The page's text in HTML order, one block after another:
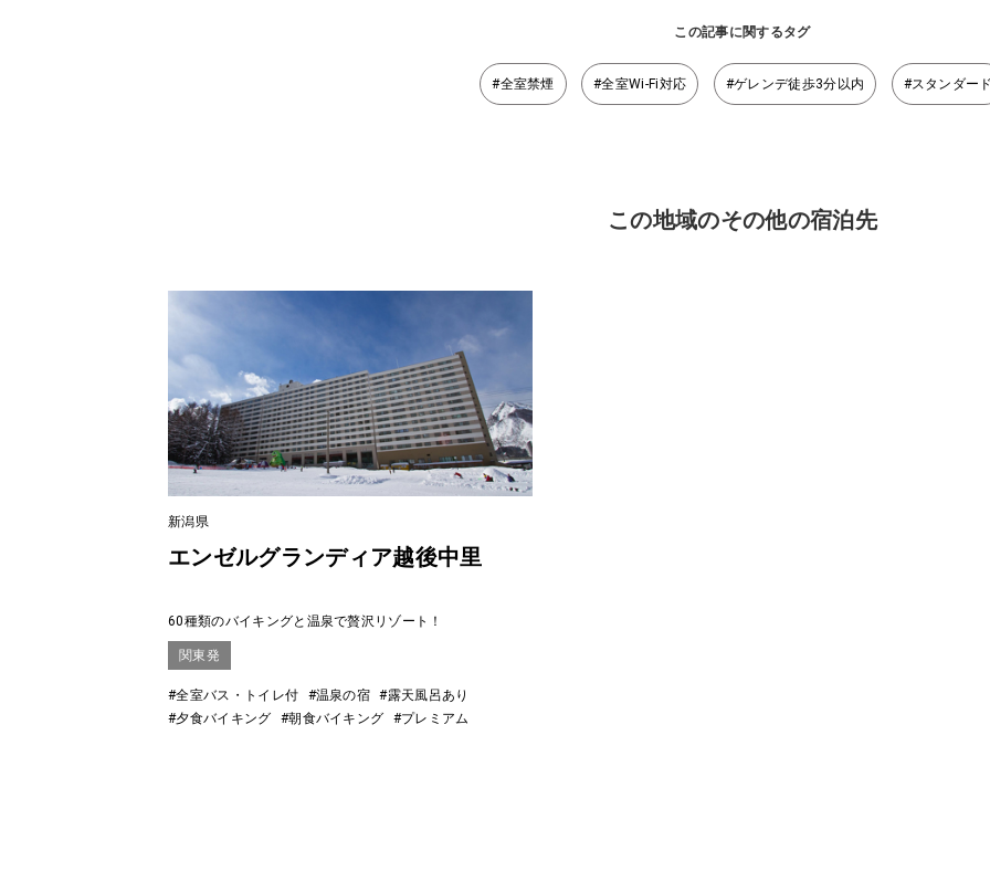
この記事に関するタグ
#全室禁煙 #全室Wi-Fi対応 #ゲレンデ徒歩3分以内 #スタンダー
この地域のその他の宿泊先
新潟県
エンゼルグランディア越後中里
60種類のバイキングと温泉で贅沢リゾート！
関東発
#全室バス・トイレ付 #温泉の宿
#露天風呂あり
#夕食バイキング
#朝食バイキング #プレミアム